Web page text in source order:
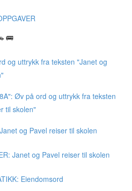
🚌
og uttrykk fra teksten "Janet og
Øv på ord og uttrykk fra teksten
til skolen"
og Pavel reiser til skolen
Janet og Pavel reiser til skolen
Eiendomsord